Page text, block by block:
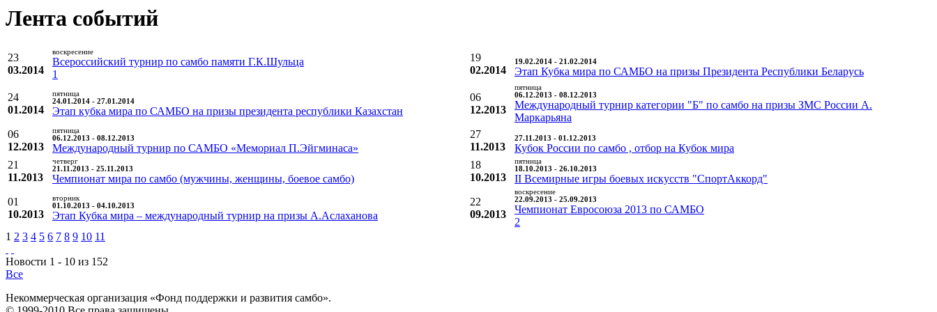
Лента событий
23
03.2014
воскресение
Всероссийский турнир по самбо памяти Г.К.Шульца
1
19
02.2014
19.02.2014 - 21.02.2014
Этап Кубка мира по САМБО на призы Президента Республики Беларусь
24
01.2014
пятница
24.01.2014 - 27.01.2014
Этап кубка мира по САМБО на призы президента республики Казахстан
06
12.2013
пятница
06.12.2013 - 08.12.2013
Международный турнир категории "Б" по самбо на призы ЗМС России А.
Маркарьяна
06
12.2013
пятница
06.12.2013 - 08.12.2013
Международный турнир по САМБО «Мемориал П.Эйгминаса»
27
11.2013
27.11.2013 - 01.12.2013
Кубок России по самбо , отбор на Кубок мира
21
11.2013
четверг
21.11.2013 - 25.11.2013
Чемпионат мира по самбо (мужчины, женщины, боевое самбо)
18
10.2013
пятница
18.10.2013 - 26.10.2013
II Всемирные игры боевых искусств "СпортАккорд"
01
10.2013
вторник
01.10.2013 - 04.10.2013
Этап Кубка мира – международный турнир на призы А.Аслаханова
22
09.2013
воскресение
22.09.2013 - 25.09.2013
Чемпионат Евросоюза 2013 по САМБО
2
1 2 3 4 5 6 7 8 9 10 11
Новости 1 - 10 из 152
Все
Некоммерческая организация «Фонд поддержки и развития самбо».